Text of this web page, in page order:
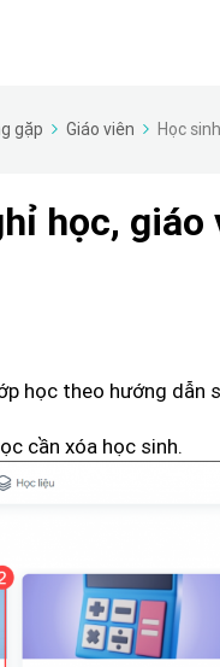
gặp Giáo viên Học
học,
học theo hướng dẫn
cần xóa học sinh.